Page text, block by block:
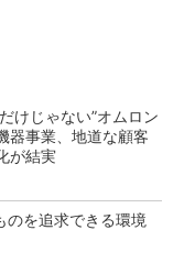
けじゃない”オムロン
器事業、地道な顧客
が結実
のを追求できる環境